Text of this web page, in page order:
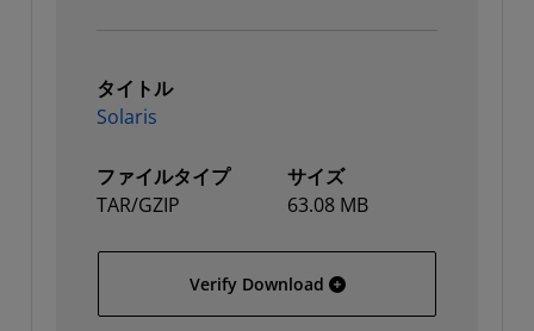
タイトル
Solaris
ファイルタイプ
TAR/GZIP
サイズ
63.08 MB
Verify Download Solaris